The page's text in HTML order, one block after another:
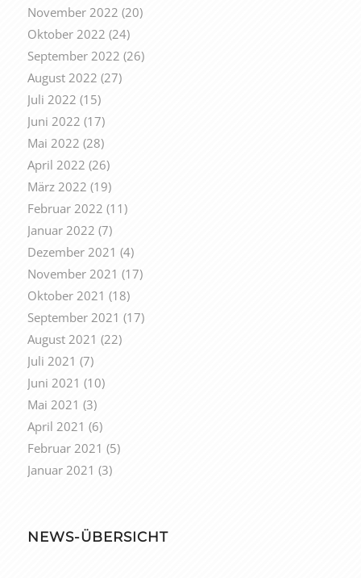
November 2022 (20)
Oktober 2022 (24)
September 2022 (26)
August 2022 (27)
Juli 2022 (15)
Juni 2022 (17)
Mai 2022 (28)
April 2022 (26)
März 2022 (19)
Februar 2022 (11)
Januar 2022 (7)
Dezember 2021 (4)
November 2021 (17)
Oktober 2021 (18)
September 2021 (17)
August 2021 (22)
Juli 2021 (7)
Juni 2021 (10)
Mai 2021 (3)
April 2021 (6)
Februar 2021 (5)
Januar 2021 (3)
NEWS-ÜBERSICHT